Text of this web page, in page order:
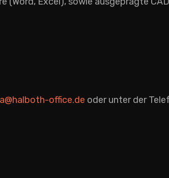
office.de oder unter der